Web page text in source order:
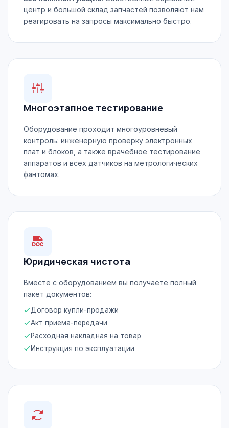
центр и большой склад запчастей позволяют нам
реагировать на запросы максимально быстро.
Многоэтапное тестирование
Оборудование проходит многоуровневый
контроль: инженерную проверку электронных
плат и блоков, а также врачебное тестирование
аппаратов и всех датчиков на метрологических
фантомах.
Юридическая чистота
Вместе с оборудованием вы получаете полный
пакет документов:
Договор купли-продажи
Акт приема-передачи
Расходная накладная на товар
Инструкция по эксплуатации